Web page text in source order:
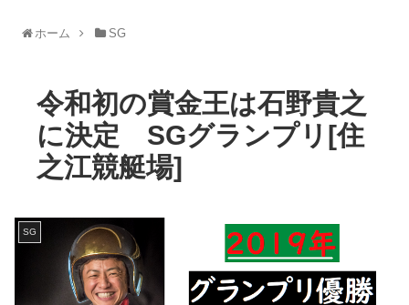
ホーム SG
令和初の賞金王は石野貴之
に決定 SGグランプリ[住
之江競艇場]
SG